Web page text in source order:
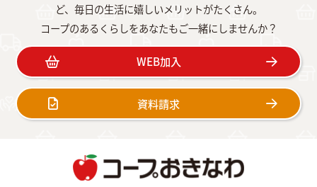
ど、毎日の生活に嬉しいメリットがたくさん。
コープのあるくらしをあなたもご一緒にしませんか？
WEB加入
資料請求